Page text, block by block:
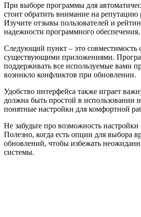
При выборе программы для
стоит обратить внимание на репутацию
Изучите отзывы пользователей и
надежности программного обеспечения.
Следующий пункт – это совместимость
существующими приложениями.
поддерживать все используемые вами
возникло конфликтов при обновлении.
Удобство интерфейса также играет
должна быть простой в использовании
понятные настройки для комфортной
Не забудьте про возможность
Полезно, когда есть опции для выбора
обновлений, чтобы избежать
системы.